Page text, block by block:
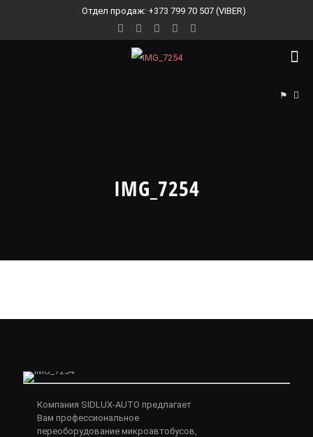
Отдел продаж: +373 799 70 507 (VIBER)
⚑
IMG_7254
Компания SIDLUX-AUTO предлагает
Вам профессиональное
переоборудование микроавтобусов,